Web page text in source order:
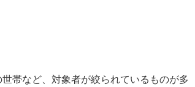
帯など、対象者が絞られているものが多